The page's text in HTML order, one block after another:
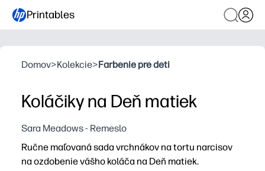
Printables
Domov>Kolekcie>Farbenie pre deti
Koláčiky na Deň matiek
Sara Meadows - Remeslo
Ručne maľovaná sada vrchnákov na tortu narcisov
na ozdobenie vášho koláča na Deň matiek.